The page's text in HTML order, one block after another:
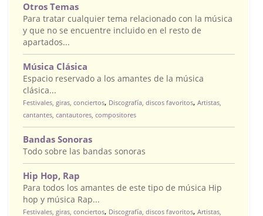
Otros Temas
Para tratar cualquier tema relacionado con la música
y que no se encuentre incluido en el resto de
apartados...
Música Clásica
Espacio reservado a los amantes de la música
clásica...
Festivales, giras, conciertos, Discografía, discos favoritos, Artistas,
cantantes, cantautores, compositores
Bandas Sonoras
Todo sobre las bandas sonoras
Hip Hop, Rap
Para todos los amantes de este tipo de música Hip
hop y música Rap...
Festivales, giras, conciertos, Discografía, discos favoritos, Artistas,